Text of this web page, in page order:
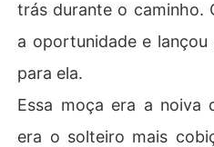
trás durante o caminho.
a oportunidade e
para ela.
Essa moça era a noiva
era o solteiro mais